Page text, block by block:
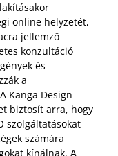
online helyzetét,
jellemző
konzultáció
és
a
Kanga Design
biztosít arra, hogy
szolgáltatásokat
számára
kínálnak. A